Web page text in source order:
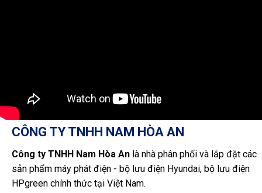
CÔNG TY TNHH NAM HÒA AN
Công ty TNHH Nam Hòa An là nhà phân phối và lắp đặt các
sản phẩm máy phát điện - bộ lưu điện Hyundai, bộ lưu điện
HPgreen chính thức tại Việt Nam.